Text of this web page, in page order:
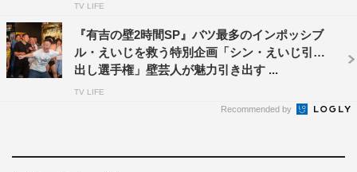
TV LIFE
『有吉の壁2時間SP』バツ最多のインポッシブ
ル・えいじを救う特別企画「シン・えいじ引き
出し選手権」壁芸人が魅力引き出す ...
TV LIFE
Recommended by